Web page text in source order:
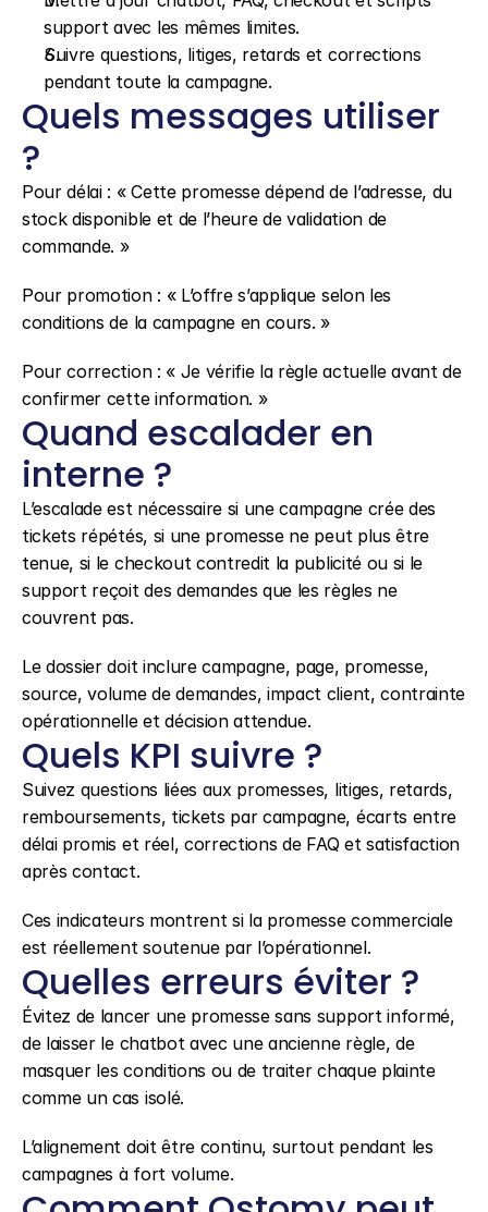
support avec les mêmes limites.
Suivre questions, litiges, retards et corrections
pendant toute la campagne.
Quels messages utiliser
?
Pour délai : « Cette promesse dépend de l’adresse, du
stock disponible et de l’heure de validation de
commande. »
Pour promotion : « L’offre s’applique selon les
conditions de la campagne en cours. »
Pour correction : « Je vérifie la règle actuelle avant de
confirmer cette information. »
Quand escalader en
interne ?
L’escalade est nécessaire si une campagne crée des
tickets répétés, si une promesse ne peut plus être
tenue, si le checkout contredit la publicité ou si le
support reçoit des demandes que les règles ne
couvrent pas.
Le dossier doit inclure campagne, page, promesse,
source, volume de demandes, impact client, contrainte
opérationnelle et décision attendue.
Quels KPI suivre ?
Suivez questions liées aux promesses, litiges, retards,
remboursements, tickets par campagne, écarts entre
délai promis et réel, corrections de FAQ et satisfaction
après contact.
Ces indicateurs montrent si la promesse commerciale
est réellement soutenue par l’opérationnel.
Quelles erreurs éviter ?
Évitez de lancer une promesse sans support informé,
de laisser le chatbot avec une ancienne règle, de
masquer les conditions ou de traiter chaque plainte
comme un cas isolé.
L’alignement doit être continu, surtout pendant les
campagnes à fort volume.